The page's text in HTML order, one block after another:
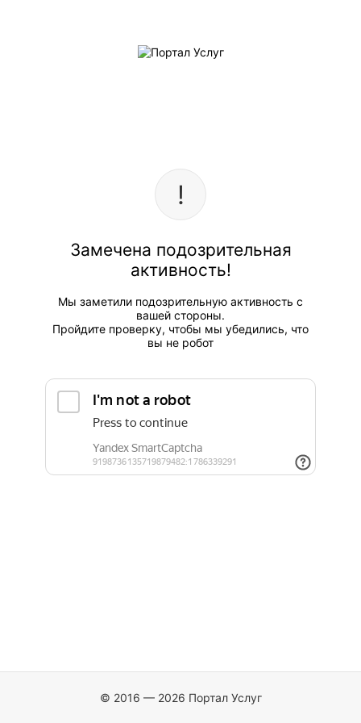
Замечена подозрительная
активность!
Мы заметили подозрительную активность с
вашей стороны.
Пройдите проверку, чтобы мы убедились, что
вы не робот
© 2016 — 2026 Портал Услуг